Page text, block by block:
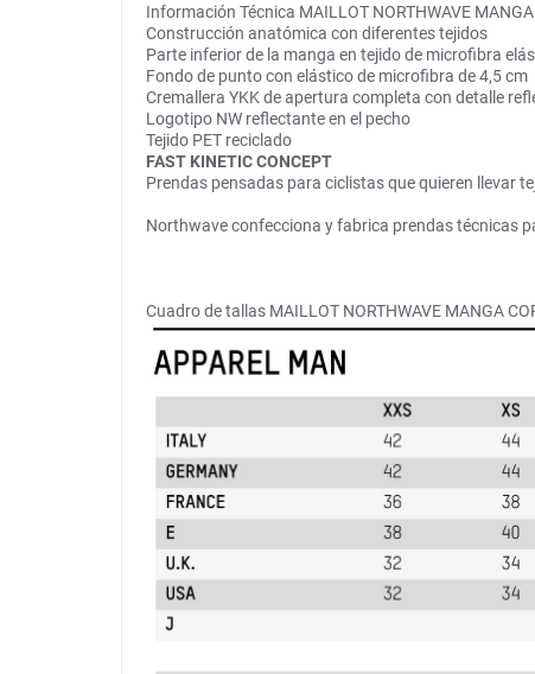
Información Técnica MAILLOT NORTHWAVE MANGA
Construcción anatómica con diferentes tejidos
Parte inferior de la manga en tejido de microfibra
Fondo de punto con elástico de microfibra de 4,5 cm
Cremallera YKK de apertura completa con detalle
Logotipo NW reflectante en el pecho
Tejido PET reciclado
FAST KINETIC CONCEPT
Prendas pensadas para ciclistas que quieren llevar
Northwave confecciona y fabrica prendas técnicas
Cuadro de tallas MAILLOT NORTHWAVE MANGA